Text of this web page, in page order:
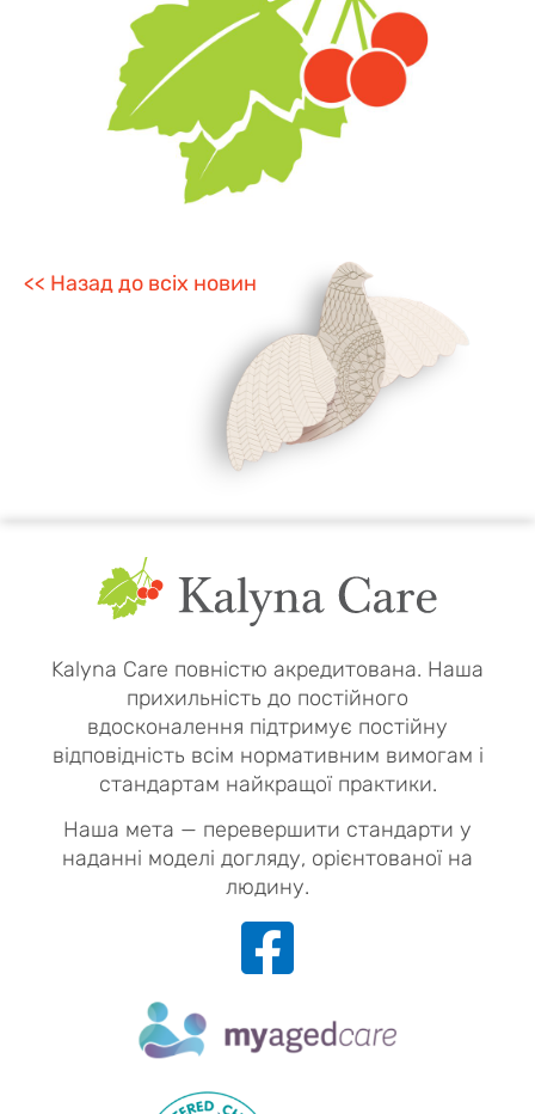
<< Назад до всіх новин
Kalyna Care повністю акредитована. Наша
прихильність до постійного
вдосконалення підтримує постійну
відповідність всім нормативним вимогам і
стандартам найкращої практики.
Наша мета — перевершити стандарти у
наданні моделі догляду, орієнтованої на
людину.